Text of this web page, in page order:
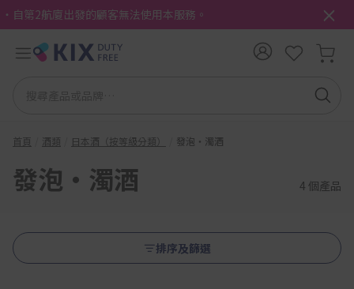
・自第2航廈出發的顧客無法使用本服務。
首頁 酒類 日本酒（按等級分類） 發泡・濁酒
發泡・濁酒 4 個產品
排序及篩選